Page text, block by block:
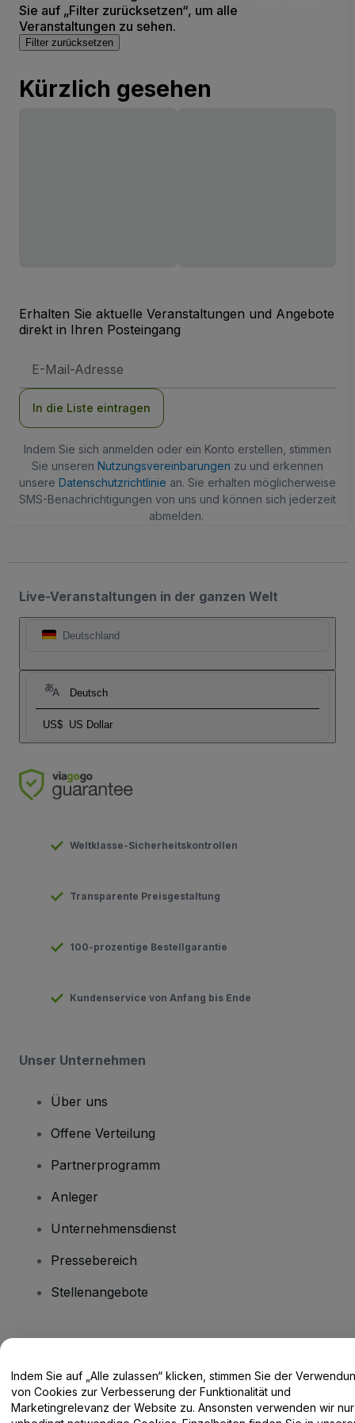
Sie auf „Filter zurücksetzen“, um alle
Veranstaltungen zu sehen.
Filter zurücksetzen
Kürzlich gesehen
Erhalten Sie aktuelle Veranstaltungen und Angebote
direkt in Ihren Posteingang
Mail-
In die Liste eintragen
Indem Sie sich anmelden oder ein Konto erstellen, stimmen
Sie unseren Nutzungsvereinbarungen zu und erkennen
unsere Datenschutzrichtlinie an. Sie erhalten möglicherweise
SMS-Benachrichtigungen von uns und können sich jederzeit
abmelden.
Live-Veranstaltungen in der ganzen Welt
Deutschland
Deutsch
US$ US Dollar
Weltklasse-Sicherheitskontrollen
Transparente Preisgestaltung
100-prozentige Bestellgarantie
Kundenservice von Anfang bis Ende
Unser Unternehmen
Über uns
Offene Verteilung
Partnerprogramm
Anleger
Unternehmensdienst
Pressebereich
Stellenangebote
Hilfe-Center / Kontakt
Indem Sie auf „Alle zulassen“ klicken, stimmen Sie der
von Cookies zur Verbesserung der Funktionalität und
Marketingrelevanz der Website zu. Ansonsten verwenden wir nur